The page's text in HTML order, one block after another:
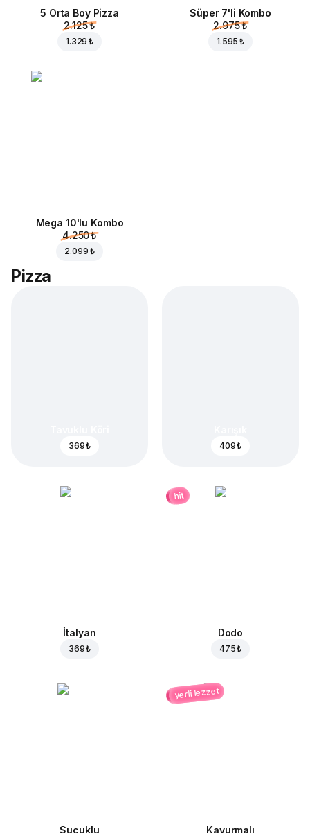
5 Orta Boy Pizza
2.125 ₺
1.329 ₺
Süper 7'li Kombo
2.975 ₺
1.595 ₺
Mega 10'lu Kombo
4.250 ₺
2.099 ₺
Pizza
369 ₺ 409 ₺
İtalyan
369 ₺
hit
Dodo
475 ₺
Sucuklu
yerli lezzet
Kavurmalı